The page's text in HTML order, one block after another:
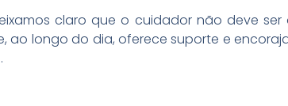
claro que o cuidador não deve
ao longo do dia, oferece suporte e